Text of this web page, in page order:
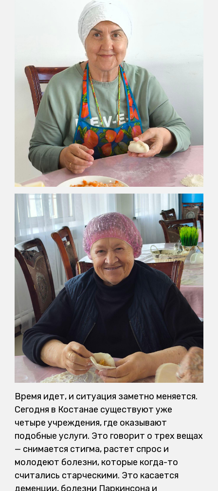
Время идет, и ситуация заметно меняется.
Сегодня в Костанае существуют уже
четыре учреждения, где оказывают
подобные услуги. Это говорит о трех вещах
— снимается стигма, растет спрос и
молодеют болезни, которые когда-то
считались старческими. Это касается
деменции, болезни Паркинсона и